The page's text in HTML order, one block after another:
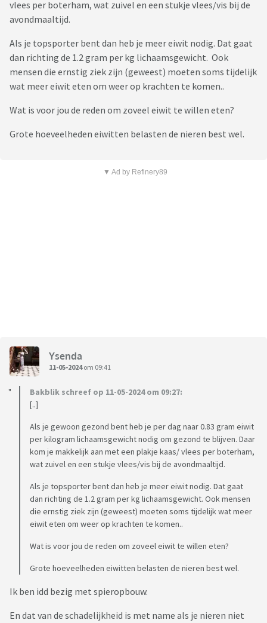
vlees per boterham, wat zuivel en een stukje vlees/vis bij de
avondmaaltijd.
Als je topsporter bent dan heb je meer eiwit nodig. Dat gaat
dan richting de 1.2 gram per kg lichaamsgewicht. Ook
mensen die ernstig ziek zijn (geweest) moeten soms tijdelijk
wat meer eiwit eten om weer op krachten te komen..
Wat is voor jou de reden om zoveel eiwit te willen eten?
Grote hoeveelheden eiwitten belasten de nieren best wel.
▼ Ad by Refinery89
Ysenda
11-05-2024om 09:41
Bakblik schreef op 11-05-2024 om 09:27:
[..]
Als je gewoon gezond bent heb je per dag naar 0.83 gram eiwit
per kilogram lichaamsgewicht nodig om gezond te blijven. Daar
kom je makkelijk aan met een plakje kaas/ vlees per boterham,
wat zuivel en een stukje vlees/vis bij de avondmaaltijd.
Als je topsporter bent dan heb je meer eiwit nodig. Dat gaat
dan richting de 1.2 gram per kg lichaamsgewicht. Ook mensen
die ernstig ziek zijn (geweest) moeten soms tijdelijk wat meer
eiwit eten om weer op krachten te komen..
Wat is voor jou de reden om zoveel eiwit te willen eten?
Grote hoeveelheden eiwitten belasten de nieren best wel.
Ik ben idd bezig met spieropbouw.
En dat van de schadelijkheid is met name als je nieren niet